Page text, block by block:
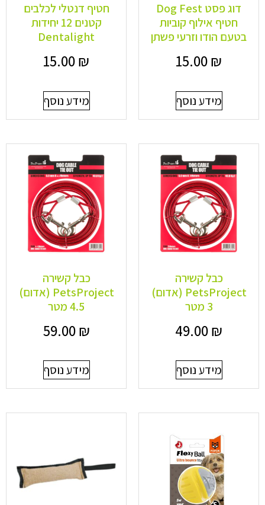
דוג פסט Dog Fest
חטיף אילוף קוביות
בטעם הודו וזרעי פשתן
15.00₪
מידע נוסף
חטיף דנטלי לכלבים
קטנים 12 יחידות
Dentalight
15.00₪
מידע נוסף
כבל קשירה
PetsProject (אדום)
3 מטר
49.00₪
מידע נוסף
כבל קשירה
PetsProject (אדום)
4.5 מטר
59.00₪
מידע נוסף